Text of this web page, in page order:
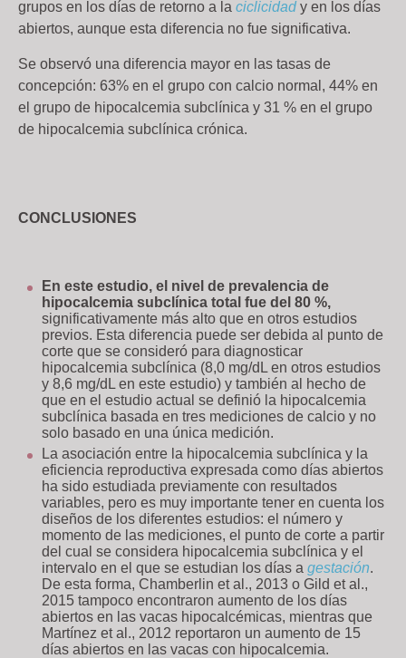
grupos en los días de retorno a la ciclicidady en los días
abiertos, aunque esta diferencia no fue significativa.
Se observó una diferencia mayor en las tasas de
concepción: 63% en el grupo con calcio normal, 44% en
el grupo de hipocalcemia subclínica y 31 % en el grupo
de hipocalcemia subclínica crónica.
CONCLUSIONES
En este estudio, el nivel de prevalencia de
hipocalcemia subclínica total fue del 80 %,
significativamente más alto que en otros estudios
previos. Esta diferencia puede ser debida al punto de
corte que se consideró para diagnosticar
hipocalcemia subclínica (8,0 mg/dL en otros estudios
y 8,6 mg/dL en este estudio) y también al hecho de
que en el estudio actual se definió la hipocalcemia
subclínica basada en tres mediciones de calcio y no
solo basado en una única medición.
La asociación entre la hipocalcemia subclínica y la
eficiencia reproductiva expresada como días abiertos
ha sido estudiada previamente con resultados
variables, pero es muy importante tener en cuenta los
diseños de los diferentes estudios: el número y
momento de las mediciones, el punto de corte a partir
del cual se considera hipocalcemia subclínica y el
intervalo en el que se estudian los días a gestación.
De esta forma, Chamberlin et al., 2013 o Gild et al.,
2015 tampoco encontraron aumento de los días
abiertos en las vacas hipocalcémicas, mientras que
Martínez et al., 2012 reportaron un aumento de 15
días abiertos en las vacas con hipocalcemia.